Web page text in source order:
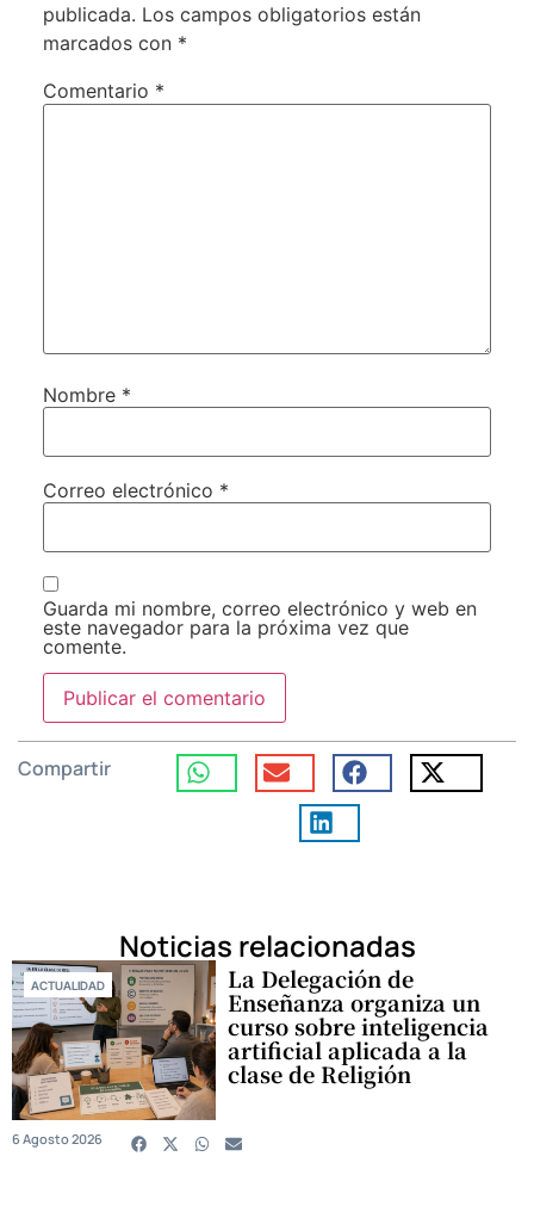
publicada. Los campos obligatorios están
marcados con *
Comentario *
Nombre *
Correo electrónico *
Guarda mi nombre, correo electrónico y web en
este navegador para la próxima vez que
comente.
Compartir
Noticias relacionadas
ACTUALIDAD La Delegación de
Enseñanza organiza un
curso sobre inteligencia
artificial aplicada a la
clase de Religión
6 Agosto 2026